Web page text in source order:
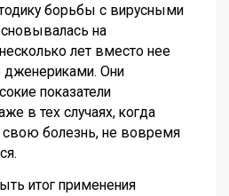
борьбы с вирусными
на
лет вместо нее
дженериками. Они
показатели
в тех случаях, когда
свою болезнь, не вовремя
итог применения